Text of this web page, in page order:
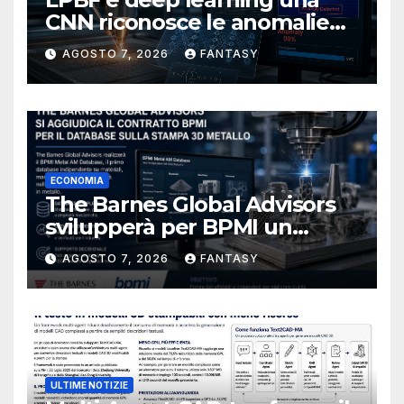
CNN riconosce le anomalie
del bagno di fusione
AGOSTO 7, 2026 FANTASY
ECONOMIA
The Barnes Global Advisors
svilupperà per BPMI un
database per la stampa 3D
metallica destinata alla filiera
navale statunitense
AGOSTO 7, 2026 FANTASY
ULTIME NOTIZIE